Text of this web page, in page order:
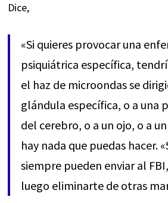
Dice,
«Si quieres provocar una
psiquiátrica específica,
el haz de microondas se
glándula específica, o a una
del cerebro, o a un ojo, o a
hay nada que puedas hacer.
siempre pueden enviar al
luego eliminarte de otras